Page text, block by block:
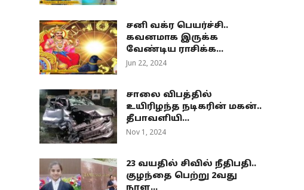
சனி வக்ர பெயர்ச்சி..
கவனமாக இருக்க
வேண்டிய ராசிக்க...
Jun 22, 2024
சாலை விபத்தில்
உயிரிழந்த நடிகரின் மகன்..
தீபாவளியி...
Nov 1, 2024
23 வயதில் சிவில் நீதிபதி..
குழந்தை பெற்று 2வது
நாள...